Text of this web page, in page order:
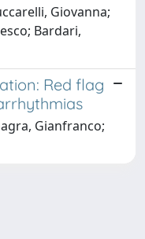
Giovanna;
Bardari,
Red flag
Gianfranco;